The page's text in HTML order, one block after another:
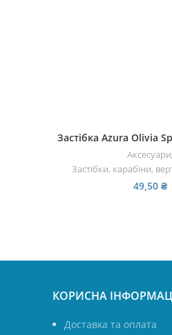
ДОДАТИ В
Застiбка Azura Olivia
Аксесуари
Застібки, карабіни,
49,50 ₴
КОРИСНА
Доставка та оплата